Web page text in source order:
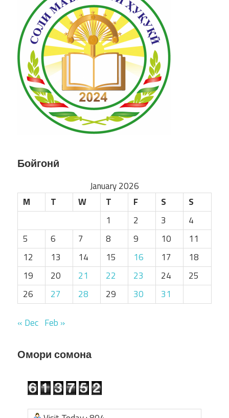
Бойгонӣ
January 2026
M
T W T F S
S
1
2 3
4
5
6 7 8 9 10
11
12
13 14 15 16 17
18
19
20 21 22 23 24
25
26
27 28 29 30 31
« Dec Feb »
Омори сомона